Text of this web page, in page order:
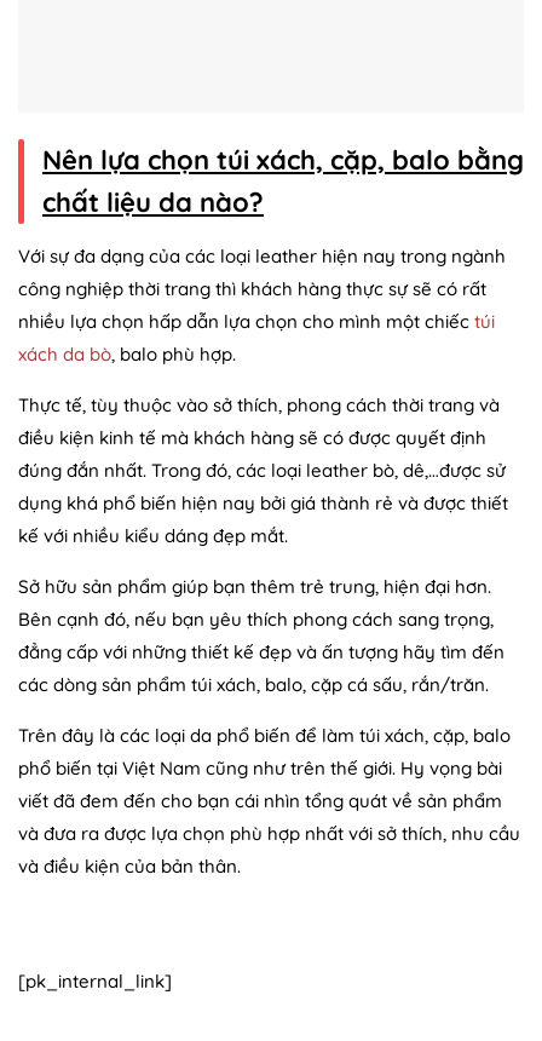
Nên lựa chọn túi xách, cặp, balo bằng
chất liệu da nào?
Với sự đa dạng của các loại leather hiện nay trong ngành
công nghiệp thời trang thì khách hàng thực sự sẽ có rất
nhiều lựa chọn hấp dẫn lựa chọn cho mình một chiếc túi
xách da bò, balo phù hợp.
Thực tế, tùy thuộc vào sở thích, phong cách thời trang và
điều kiện kinh tế mà khách hàng sẽ có được quyết định
đúng đắn nhất. Trong đó, các loại leather bò, dê,…được sử
dụng khá phổ biến hiện nay bởi giá thành rẻ và được thiết
kế với nhiều kiểu dáng đẹp mắt.
Sở hữu sản phẩm giúp bạn thêm trẻ trung, hiện đại hơn.
Bên cạnh đó, nếu bạn yêu thích phong cách sang trọng,
đẳng cấp với những thiết kế đẹp và ấn tượng hãy tìm đến
các dòng sản phẩm túi xách, balo, cặp cá sấu, rắn/trăn.
Trên đây là các loại da phổ biến để làm túi xách, cặp, balo
phổ biến tại Việt Nam cũng như trên thế giới. Hy vọng bài
viết đã đem đến cho bạn cái nhìn tổng quát về sản phẩm
và đưa ra được lựa chọn phù hợp nhất với sở thích, nhu cầu
và điều kiện của bản thân.
[pk_internal_link]